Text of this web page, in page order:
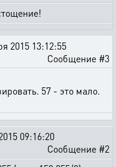
2015 13:12:55
Сообщение #3
57 - это мало.
09:16:20
Сообщение #2